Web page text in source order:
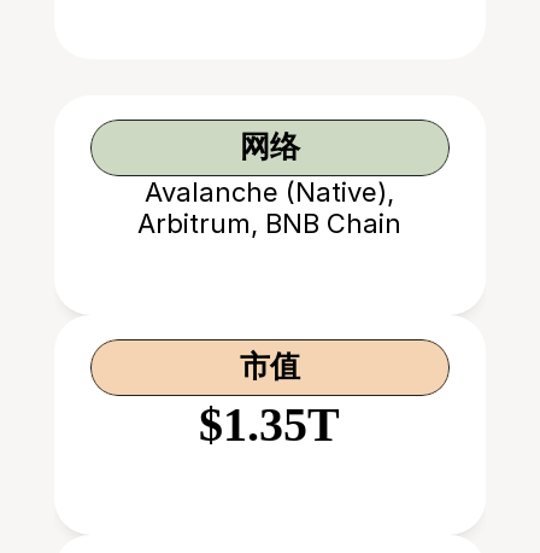
网络
Avalanche (Native),
Arbitrum, BNB Chain
市值
$1.35T